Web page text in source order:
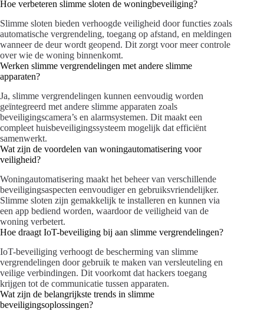
Hoe verbeteren slimme sloten de woningbeveiliging?
Slimme sloten bieden verhoogde veiligheid door functies zoals
automatische vergrendeling, toegang op afstand, en meldingen
wanneer de deur wordt geopend. Dit zorgt voor meer controle
over wie de woning binnenkomt.
Werken slimme vergrendelingen met andere slimme
apparaten?
Ja, slimme vergrendelingen kunnen eenvoudig worden
geïntegreerd met andere slimme apparaten zoals
beveiligingscamera’s en alarmsystemen. Dit maakt een
compleet huisbeveiligingssysteem mogelijk dat efficiënt
samenwerkt.
Wat zijn de voordelen van woningautomatisering voor
veiligheid?
Woningautomatisering maakt het beheer van verschillende
beveiligingsaspecten eenvoudiger en gebruiksvriendelijker.
Slimme sloten zijn gemakkelijk te installeren en kunnen via
een app bediend worden, waardoor de veiligheid van de
woning verbetert.
Hoe draagt IoT-beveiliging bij aan slimme vergrendelingen?
IoT-beveiliging verhoogt de bescherming van slimme
vergrendelingen door gebruik te maken van versleuteling en
veilige verbindingen. Dit voorkomt dat hackers toegang
krijgen tot de communicatie tussen apparaten.
Wat zijn de belangrijkste trends in slimme
beveiligingsoplossingen?